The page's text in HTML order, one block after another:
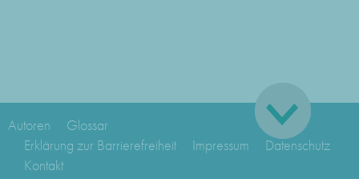
Autoren
Glossar
Erklärung zur Barrierefreiheit
Impressum
Datenschutz
Kontakt